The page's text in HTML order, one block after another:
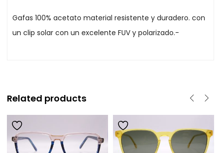
Gafas 100% acetato material resistente y duradero. con
un clip solar con un excelente FUV y polarizado.-
Related products